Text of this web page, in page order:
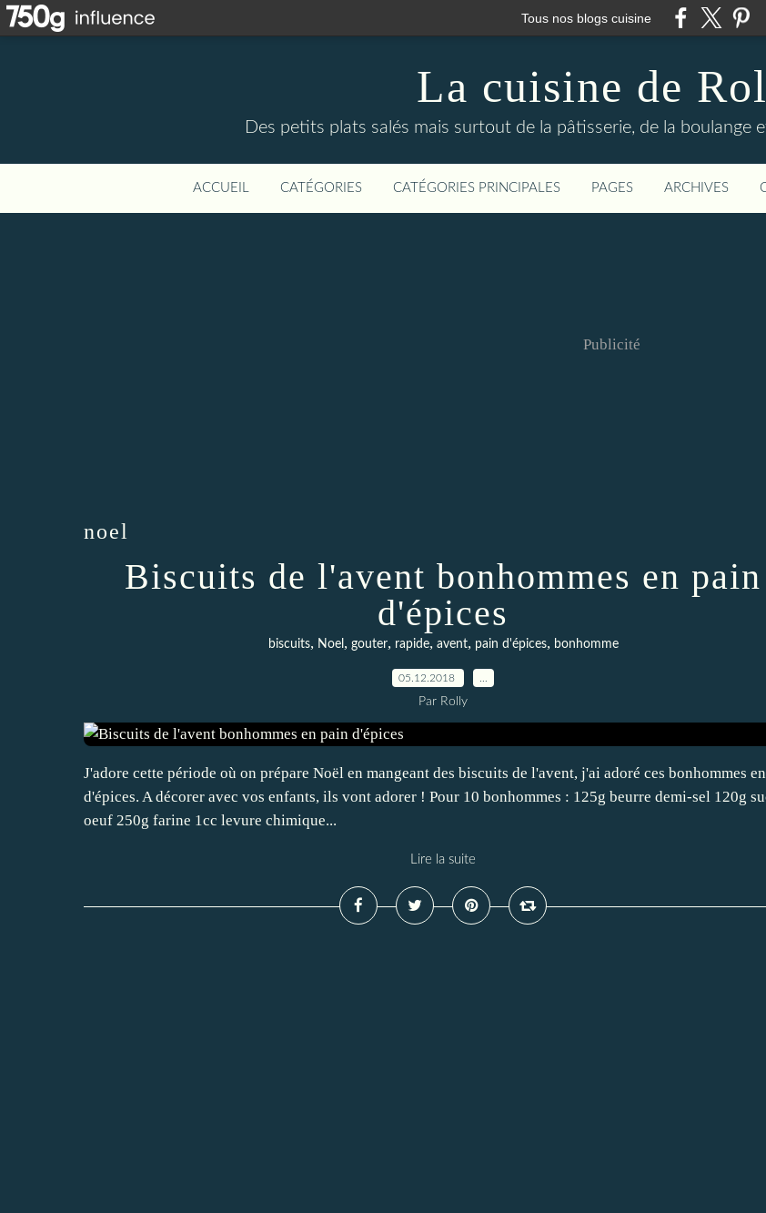
Tous nos blogs cuisine
La cuisine de
Des petits plats salés mais surtout de la pâtisserie, de la boulange
ACCUEIL CATÉGORIES CATÉGORIES PRINCIPALES PAGES ARCHIVES
Publicité
noel
Biscuits de l'avent bonhommes en pain
d'épices
biscuits, Noel, gouter, rapide, avent, pain d'épices, bonhomme
05.12.2018
Par Rolly
J'adore cette période où on prépare Noël en mangeant des biscuits de l'avent, j'ai adoré ces bonhommes
d'épices. A décorer avec vos enfants, ils vont adorer ! Pour 10 bonhommes : 125g beurre demi-sel 120g
oeuf 250g farine 1cc levure chimique...
Lire la suite